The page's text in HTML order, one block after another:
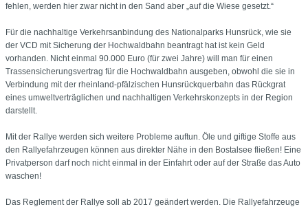
fehlen, werden hier zwar nicht in den Sand aber „auf die Wiese gesetzt.“
Für die nachhaltige Verkehrsanbindung des Nationalparks Hunsrück, wie sie
der VCD mit Sicherung der Hochwaldbahn beantragt hat ist kein Geld
vorhanden. Nicht einmal 90.000 Euro (für zwei Jahre) will man für einen
Trassensicherungsvertrag für die Hochwaldbahn ausgeben, obwohl die sie in
Verbindung mit der rheinland-pfälzischen Hunsrückquerbahn das Rückgrat
eines umweltverträglichen und nachhaltigen Verkehrskonzepts in der Region
darstellt.
Mit der Rallye werden sich weitere Probleme auftun. Öle und giftige Stoffe aus
den Rallyefahrzeugen können aus direkter Nähe in den Bostalsee fließen! Eine
Privatperson darf noch nicht einmal in der Einfahrt oder auf der Straße das Auto
waschen!
Das Reglement der Rallye soll ab 2017 geändert werden. Die Rallyefahrzeuge